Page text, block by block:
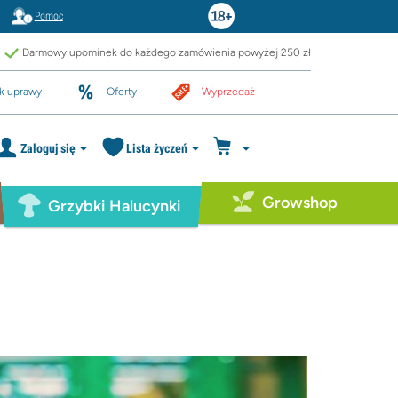
Pomoc
Darmowy upominek do każdego zamówienia powyżej 250 zł
uprawy Oferty Wyprzedaż
Zaloguj się Lista życzeń
Grzybki Halucynki Growshop